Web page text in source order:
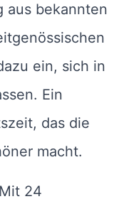
aus bekannten
ein, sich in
Ein
das die
macht.
Mit 24